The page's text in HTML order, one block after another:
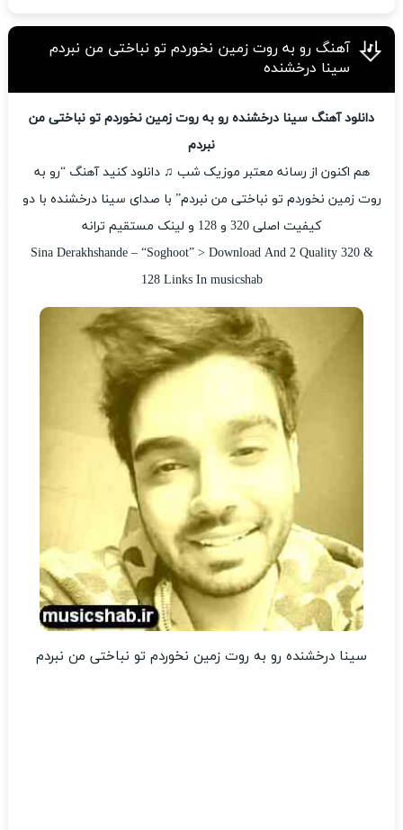
آهنگ رو به روت زمین نخوردم تو نباختی من نبردم
سینا درخشنده
دانلود آهنگ سینا درخشنده رو به روت زمین نخوردم تو نباختی من
نبردم
هم اکنون از رسانه معتبر موزیک شب ♫ دانلود کنید آهنگ “رو به
روت زمین نخوردم تو نباختی من نبردم” با صدای سینا درخشنده با دو
کیفیت اصلی 320 و 128 و لینک مستقیم ترانه
Sina Derakhshande – “Soghoot” > Download And 2 Quality 320 &
128 Links In musicshab
سینا درخشنده رو به روت زمین نخوردم تو نباختی من نبردم